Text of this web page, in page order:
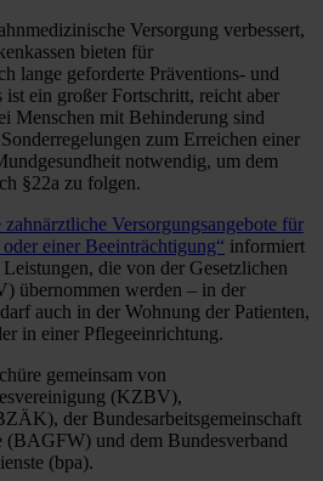
Versorgung verbessert,
bieten für
lange geforderte Präventions- und
ein großer Fortschritt, reicht aber
Menschen mit Behinderung sind
zum Erreichen einer
notwendig, um dem
§22a zu folgen.
zahnärztliche Versorgungsangebote für
einer Beeinträchtigung“ informiert
die von der Gesetzlichen
übernommen werden – in der
auch in der Wohnung der Patienten,
in einer Pflegeeinrichtung.
gemeinsam von
(KZBV),
der Bundesarbeitsgemeinschaft
(BAGFW) und dem Bundesverband
(bpa).